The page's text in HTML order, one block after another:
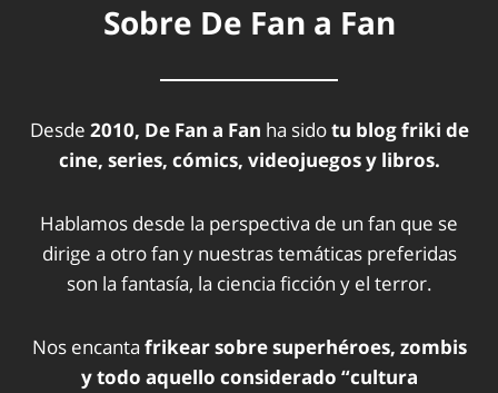
Sobre De Fan a Fan
Desde 2010, De Fan a Fan ha sidotu blog friki de
cine, series, cómics, videojuegos y libros.
Hablamos desde la perspectiva de un fan que se
dirige a otro fan y nuestras temáticas preferidas
son la fantasía, la ciencia ficción y el terror.
Nos encanta frikear sobre superhéroes, zombis
y todo aquello considerado “cultura